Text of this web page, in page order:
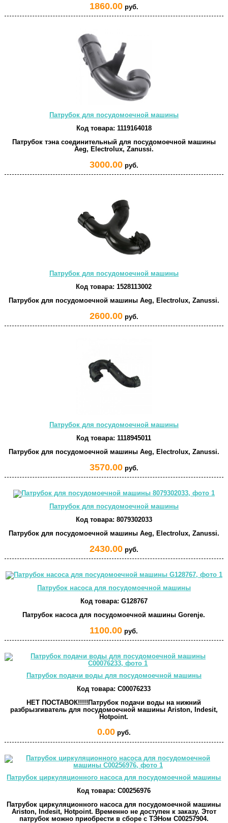
1860.00руб.
Патрубок для посудомоечной машины
Код товара: 1119164018
Патрубок тэна соединительный для посудомоечной машины
Aeg, Electrolux, Zanussi.
3000.00руб.
Патрубок для посудомоечной машины
Код товара: 1528113002
Патрубок для посудомоечной машины Aeg, Electrolux, Zanussi.
2600.00руб.
Патрубок для посудомоечной машины
Код товара: 1118945011
Патрубок для посудомоечной машины Aeg, Electrolux, Zanussi.
3570.00руб.
Патрубок для посудомоечной машины
Код товара: 8079302033
Патрубок для посудомоечной машины Aeg, Electrolux, Zanussi.
2430.00руб.
Патрубок насоса для посудомоечной машины
Код товара: G128767
Патрубок насоса для посудомоечной машины Gorenje.
1100.00 руб.
Патрубок подачи воды для посудомоечной машины
Код товара: C00076233
НЕТ ПОСТАВОК!!!!!Патрубок подачи воды на нижний
разбрызгиватель для посудомоечной машины Ariston, Indesit,
Hotpoint.
0.00руб.
Патрубок циркуляционного насоса для посудомоечной машины
Код товара: C00256976
Патрубок циркуляционного насоса для посудомоечной машины
Ariston, Indesit, Hotpoint. Временно не доступен к заказу. Этот
патрубок можно приобрести в сборе с ТЭНом C00257904.